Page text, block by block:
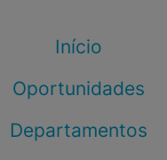
Início
Oportunidades
Departamentos